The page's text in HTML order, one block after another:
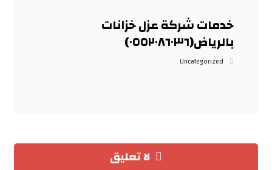
خدمات شركة عزل خزانات
بالرياض(٠٥٥٢٠٨٦٠٣٦)
Uncategorized
لا تعليق